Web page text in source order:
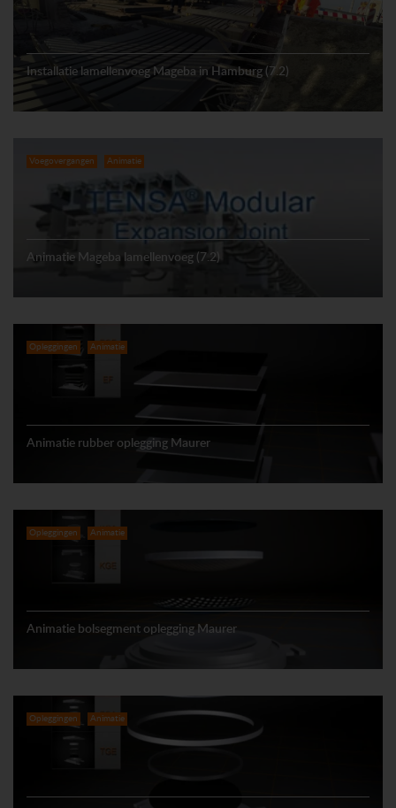
Installatie lamellenvoeg Mageba in Hamburg (7.2)
Voegovergangen Animatie
Animatie Mageba lamellenvoeg (7.2)
Opleggingen Animatie
Animatie rubber oplegging Maurer
Opleggingen Animatie
Animatie bolsegment oplegging Maurer
Opleggingen Animatie